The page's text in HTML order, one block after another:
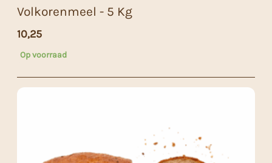
Volkorenmeel - 5 Kg
10,25
Op voorraad